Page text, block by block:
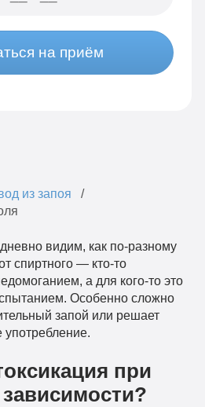
на приём
из запоя
видим, как по-разному
спиртного — кто-то
а для кого-то это
Особенно сложно
запой или решает
употребление.
при